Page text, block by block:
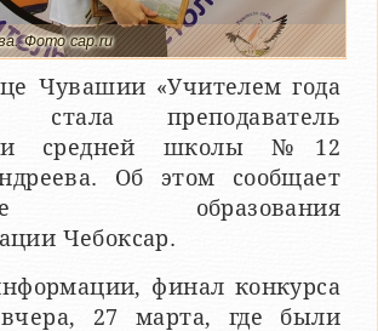
Фото cap.ru
Чувашии «Учителем года
преподаватель
средней школы №12
Об этом сообщает
образования
Чебоксар.
финал конкурса
вчера, 27 марта, где были